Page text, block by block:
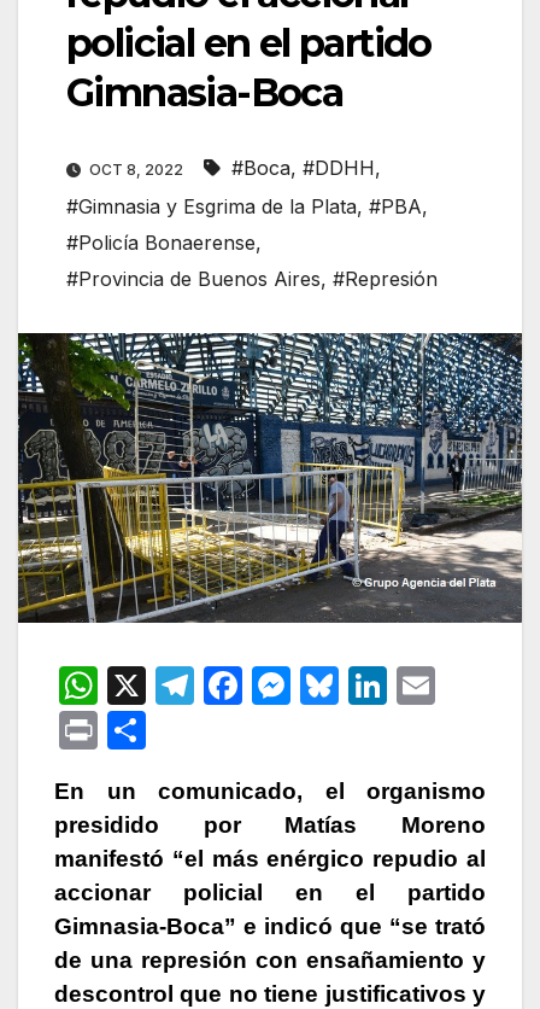
policial en el partido
Gimnasia-Boca
OCT 8, 2022 #Boca, #DDHH,
#Gimnasia y Esgrima de la Plata, #PBA,
#Policía Bonaerense,
#Provincia de Buenos Aires, #Represión
W
h
at
s
A
p
p
X
T
gr
a
m
F
e
b
o
o
k
M
s
e
n
g
er
Bl
s
k
y
Li
e
dI
n
P
nt m
p
ar
tir
En un comunicado, el organismo
presidido por Matías Moreno
manifestó “el más enérgico repudio al
accionar policial en el partido
Gimnasia-Boca” e indicó que “se trató
de una represión con ensañamiento y
descontrol que no tiene justificativos y